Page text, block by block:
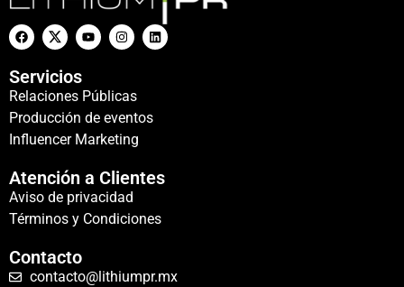
Servicios
Relaciones Públicas
Producción de eventos
Influencer Marketing
Atención a Clientes
Aviso de privacidad
Términos y Condiciones
Contacto
contacto@lithiumpr.mx